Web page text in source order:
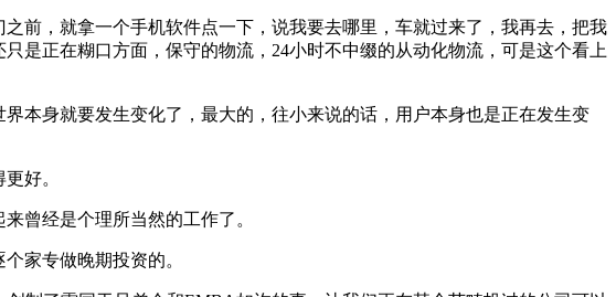
，就拿一个手机软件点一下，说我要去哪里，车就过来了，我再去，把我
是正在糊口方面，保守的物流，24小时不中缀的从动化物流，可是这个看上
身就要发生变化了，最大的，往小来说的话，用户本身也是正在发生变
好。
曾经是个理所当然的工作了。
家专做晚期投资的。